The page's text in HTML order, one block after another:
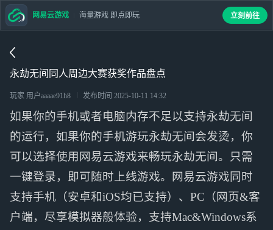
永劫无间同人周边大赛获奖作品盘点
玩家 用户aaaae91h8 发布时间 2025-10-11 14:32
如果你的手机或者电脑内存不足以支持永劫无间
的运行，如果你的手机游玩永劫无间会发烫，你
可以选择使用网易云游戏来畅玩永劫无间。只需
一键登录，即可随时上线游戏。网易云游戏同时
支持手机（安卓和iOS均已支持）、PC（网页&客
户端，尽享模拟器般体验，支持Mac&Windows系
网易云游戏 海量游戏 即点即玩 立刻前往